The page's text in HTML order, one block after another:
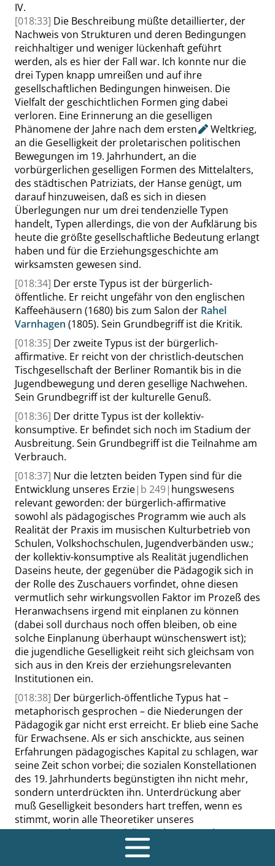
IV.
[018:33] Die Beschreibung müßte detaillierter, der
Nachweis von Strukturen und deren Bedingungen
reichhaltiger und weniger lückenhaft geführt
werden, als es hier der Fall war. Ich konnte nur die
drei Typen knapp umreißen und auf ihre
gesellschaftlichen Bedingungen hinweisen. Die
Vielfalt der geschichtlichen Formen ging dabei
verloren. Eine Erinnerung an die geselligen
Phänomene der Jahre nach dem ersten
Weltkrieg,
an die Geselligkeit der proletarischen politischen
Bewegungen im 19. Jahrhundert, an die
vorbürgerlichen geselligen Formen des Mittelalters,
des städtischen Patriziats, der Hanse genügt, um
darauf hinzuweisen, daß es sich in diesen
Überlegungen nur um drei tendenzielle Typen
handelt, Typen allerdings, die von der Aufklärung bis
heute die größte gesellschaftliche Bedeutung erlangt
haben und für die Erziehungsgeschichte am
wirksamsten gewesen sind.
[018:34] Der erste Typus ist der bürgerlich-
öffentliche. Er reicht ungefähr von den englischen
Kaffeehäusern (1680) bis zum Salon der Rahel
Varnhagen (1805). Sein Grundbegriff ist die Kritik.
[018:35] Der zweite Typus ist der bürgerlich-
affirmative. Er reicht von der christlich-deutschen
Tischgesellschaft der Berliner Romantik bis in die
Jugendbewegung und deren gesellige Nachwehen.
Sein Grundbegriff ist der kulturelle Genuß.
[018:36] Der dritte Typus ist der kollektiv-
konsumptive. Er befindet sich noch im Stadium der
Ausbreitung. Sein Grundbegriff ist die Teilnahme am
Verbrauch.
[018:37] Nur die letzten beiden Typen sind für die
Entwicklung unseres Erzie| b 249| hungswesens
relevant geworden: der bürgerlich-affirmative
sowohl als pädagogisches Programm wie auch als
Realität der Praxis im musischen Kulturbetrieb von
Schulen, Volkshochschulen, Jugendverbänden usw.;
der kollektiv-konsumptive als Realität jugendlichen
Daseins heute, der gegenüber die Pädagogik sich in
der Rolle des Zuschauers vorfindet, ohne diesen
vermutlich sehr wirkungsvollen Faktor im Prozeß des
Heranwachsens irgend mit einplanen zu können
(dabei soll durchaus noch offen bleiben, ob eine
solche Einplanung überhaupt wünschenswert ist);
die jugendliche Geselligkeit reiht sich gleichsam von
sich aus in den Kreis der erziehungsrelevanten
Institutionen ein.
[018:38] Der bürgerlich-öffentliche Typus hat –
metaphorisch gesprochen – die Niederungen der
Pädagogik gar nicht erst erreicht. Er blieb eine Sache
für Erwachsene. Als er sich anschickte, aus seinen
Erfahrungen pädagogisches Kapital zu schlagen, war
seine Zeit schon vorbei; die sozialen Konstellationen
des 19. Jahrhunderts begünstigten ihn nicht mehr,
sondern unterdrückten ihn. Unterdrückung aber
muß Geselligkeit besonders hart treffen, wenn es
stimmt, worin alle Theoretiker unseres
Gegenstandes vonCastiglioneüberMontaigne,
Schleiermacher
Georg Simmel20sich einig sind: daß der